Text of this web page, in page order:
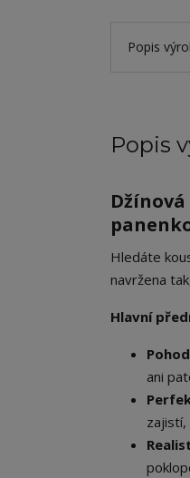
Popis
Popis
​Hledáte
navržena
Hlavní
ani
zajistí,